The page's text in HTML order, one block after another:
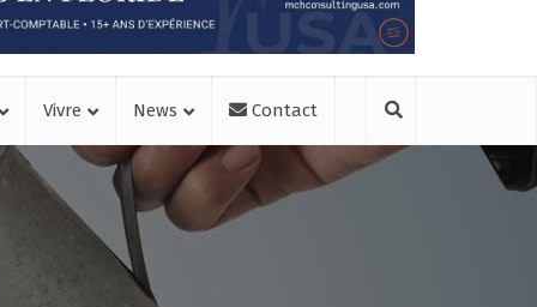
Vivre News Contact